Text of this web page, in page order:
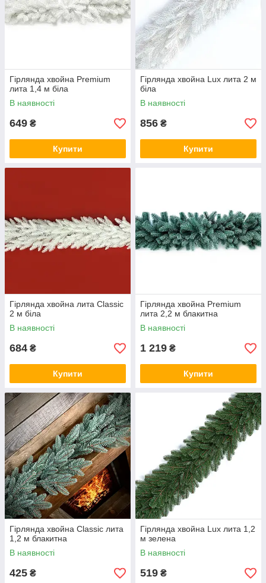
Гірлянда хвойна Premium
лита 1,4 м біла
В наявності
649 ₴
Купити
Гірлянда хвойна Lux лита 2 м
біла
В наявності
856 ₴
Купити
Гірлянда хвойна лита Classic
2 м біла
В наявності
684 ₴
Купити
Гірлянда хвойна Premium
лита 2,2 м блакитна
В наявності
1 219 ₴
Купити
Гірлянда хвойна Classic лита
1,2 м блакитна
В наявності
425 ₴
Гірлянда хвойна Lux лита 1,2
м зелена
В наявності
519 ₴